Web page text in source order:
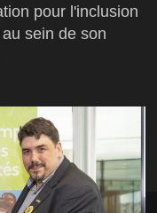
pour l'inclusion
sein de son